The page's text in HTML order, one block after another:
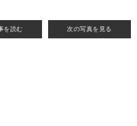
を読む 次の写真を見る